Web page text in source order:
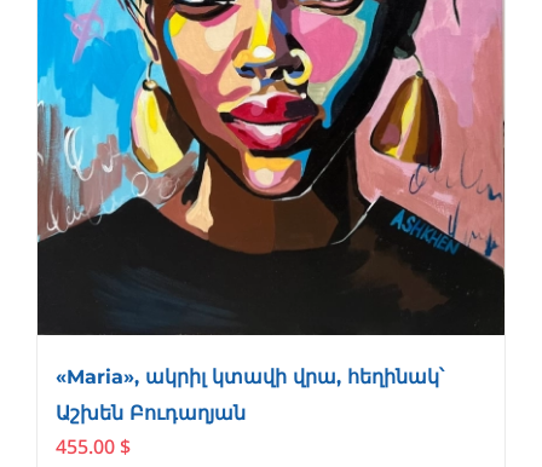
«Maria», ակրիլ կտավի վրա, հեղինակ՝
Աշխեն Բուդաղյան
455.00 $